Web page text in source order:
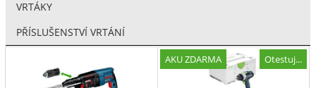
VRTÁKY
PŘÍSLUŠENSTVÍ VRTÁNÍ
AKU ZDARMA Otestuj...